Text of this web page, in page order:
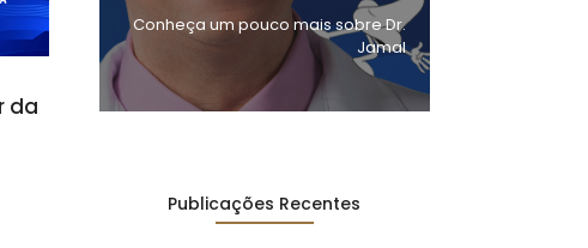
da
Conheça um pouco mais sobre Dr.
Jamal
Publicações Recentes